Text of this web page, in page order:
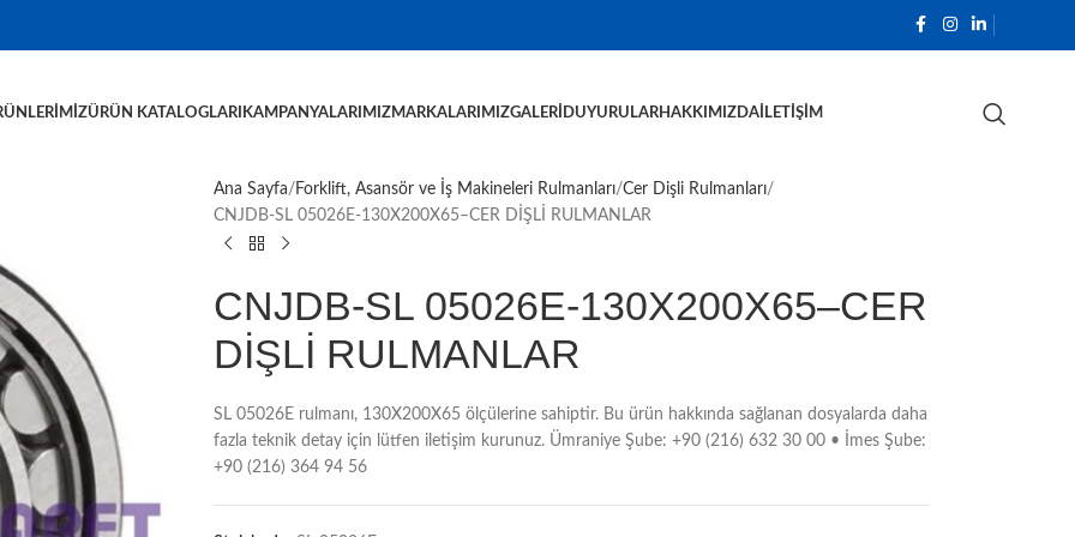
ÜRÜN KATALOGLARI KAMPANYALARIMIZMARKALARIMIZGALERI DUYURULARHAKKIMIZDA İLETIŞIM
Ana Sayfa Forklift, Asansör ve İş Makineleri Rulmanları Cer Dişli Rulmanları
CNJDB-SL 05026E-130X200X65–CER DİŞLİ RULMANLAR
CNJDB-SL 05026E-130X200X65–CER
DİŞLİ RULMANLAR
SL 05026E rulmanı, 130X200X65 ölçülerine sahiptir. Bu ürün hakkında sağlanan dosyalarda daha
fazla teknik detay için lütfen iletişim kurunuz. Ümraniye Şube: +90 (216) 632 30 00 • İmes Şube:
+90 (216) 364 94 56